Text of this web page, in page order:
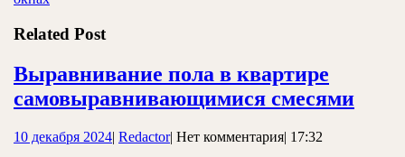
Related Post
Выравнивание пола в квартире
самовыравнивающимися смесями
10 декабря 202410
| RedactorRedactor
| Нет комментария| 17:32